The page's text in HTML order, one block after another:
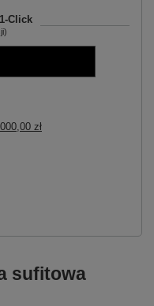
1-Click
zł
sufitowa